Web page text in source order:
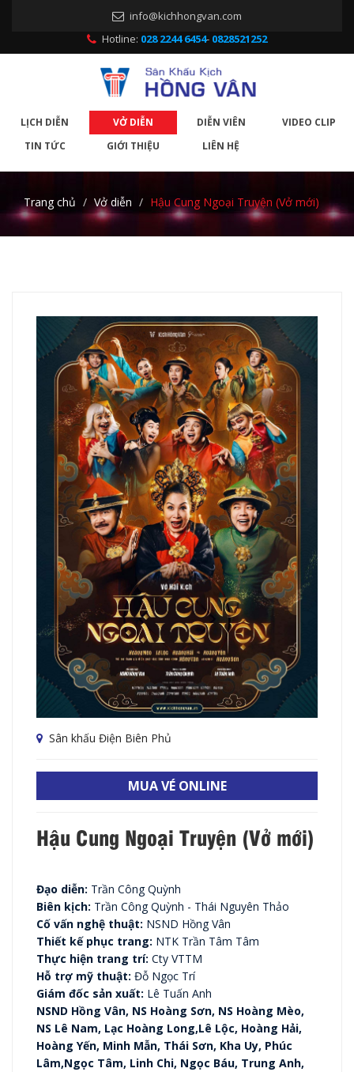
info@kichhongvan.com
Hotline: 028 2244 6454- 0828521252
LỊCH DIỄN VỞ DIỄN DIỄN VIÊN
VIDEO CLIP
TIN TỨC
GIỚI THIỆU LIÊN HỆ
Trang chủ Vở diễn Hậu Cung Ngoại Truyện (Vở mới)
Sân khấu Điện Biên Phủ
MUA VÉ ONLINE
Hậu Cung Ngoại Truyện (Vở mới)
Đạo diễn: Trần Công Quỳnh
Biên kịch: Trần Công Quỳnh - Thái Nguyên Thảo
Cố vấn nghệ thuật: NSND Hồng Vân
Thiết kế phục trang: NTK Trần Tâm Tâm
Thực hiện trang trí: Cty VTTM
Hỗ trợ mỹ thuật: Đỗ Ngọc Trí
Giám đốc sản xuất: Lê Tuấn Anh
NSND Hồng Vân, NS Hoàng Sơn, NS Hoàng Mèo,
NS Lê Nam, Lạc Hoàng Long,Lê Lộc, Hoàng Hải,
Hoàng Yến, Minh Mẫn, Thái Sơn, Kha Uy, Phúc
Lâm,Ngọc Tâm, Linh Chi, Ngọc Báu, Trung Anh,